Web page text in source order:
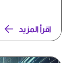
اقرأ المزيد